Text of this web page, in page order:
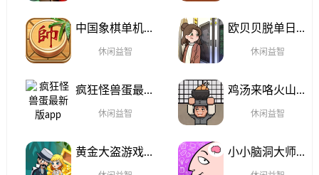
中国象棋单机对
休闲益智
欧贝贝脱单日记
休闲益智
疯狂怪兽蛋最新
休闲益智
鸡汤来咯火山哥
休闲益智
黄金大盗游戏安
小小脑洞大师手